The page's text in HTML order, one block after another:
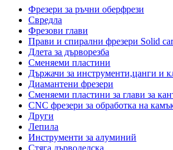
Фрезери за ръчни оберфрези
Свредла
Фрезови глави
Прави и спирални фрезери Solid
Длета за дърворезба
Сменяеми пластини
Държачи за инструменти,цанги и
Диамантени фрезери
Сменяеми пластини за глави за
CNC фрезери за обработка на
Други
Лепила
Инструменти за алуминий
Стяга дърводелска